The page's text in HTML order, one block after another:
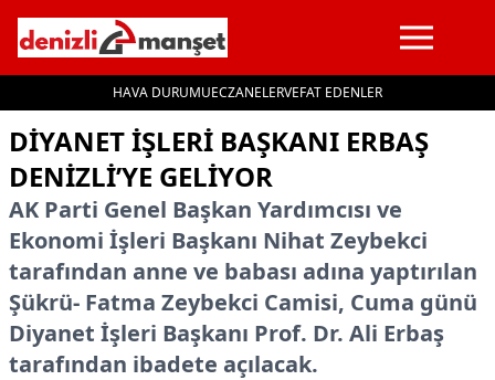
HAVA DURUMUECZANELERVEFAT EDENLER
İçeriğe geç
DIYANET İŞLERI BAŞKANI ERBAŞ
DENIZLI’YE GELIYOR
AK Parti Genel Başkan Yardımcısı ve
Ekonomi İşleri Başkanı Nihat Zeybekci
tarafından anne ve babası adına yaptırılan
Şükrü- Fatma Zeybekci Camisi, Cuma günü
Diyanet İşleri Başkanı Prof. Dr. Ali Erbaş
tarafından ibadete açılacak.